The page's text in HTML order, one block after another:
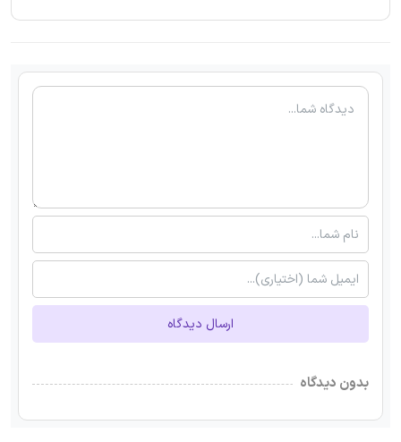
ارسال دیدگاه
بدون دیدگاه